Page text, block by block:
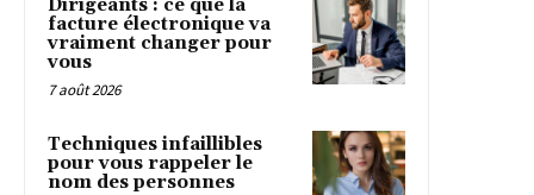
Dirigeants : ce que la
facture électronique va
vraiment changer pour
vous
7 août 2026
Techniques infaillibles
pour vous rappeler le
nom des personnes